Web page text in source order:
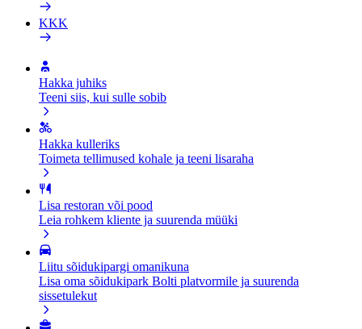
KKK
Hakka juhiks
Teeni siis, kui sulle sobib
Hakka kulleriks
Toimeta tellimused kohale ja teeni lisaraha
Lisa restoran või pood
Leia rohkem kliente ja suurenda müüki
Liitu sõidukipargi omanikuna
Lisa oma sõidukipark Bolti platvormile ja suurenda
sissetulekut